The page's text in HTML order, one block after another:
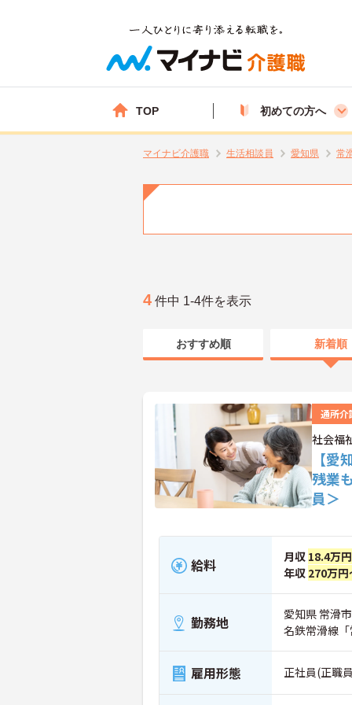
TOP 初めての方へ
マイナビ介護職 生活相談員 愛知県 常
4 件中 1-4件を表示
おすすめ順 新着順
通所介
社会福
【
残業
員＞
給料 月収 18.4万
年収 270万
勤務地
愛知県 常滑
名鉄常滑線
雇用形態 正社員(正職